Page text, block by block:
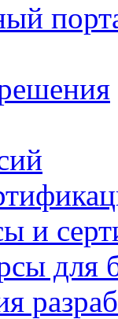
и
для